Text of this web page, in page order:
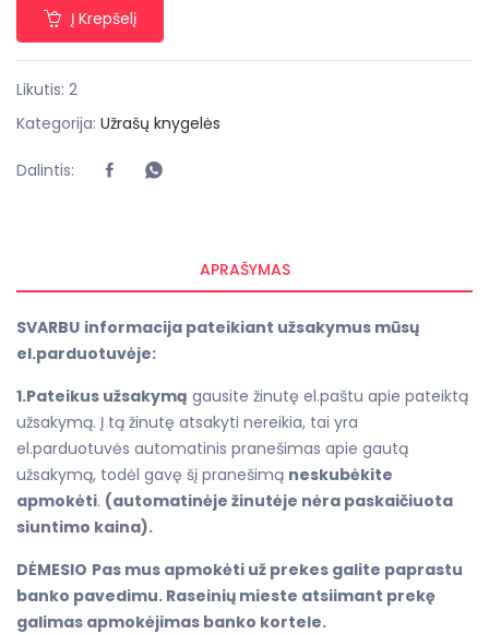
Į Krepšelį
Likutis: 2
Kategorija: Užrašų knygelės
Dalintis:
APRAŠYMAS
SVARBU informacija pateikiant užsakymus mūsų
el.parduotuvėje:
1.Pateikus užsakymą gausite žinutę el.paštu apie pateiktą
užsakymą. Į tą žinutę atsakyti nereikia, tai yra
el.parduotuvės automatinis pranešimas apie gautą
užsakymą, todėl gavę šį pranešimą neskubėkite
apmokėti. (automatinėje žinutėje nėra paskaičiuota
siuntimo kaina).
DĖMESIO Pas mus apmokėti už prekes galite paprastu
banko pavedimu. Raseinių mieste atsiimant prekę
galimas apmokėjimas banko kortele.